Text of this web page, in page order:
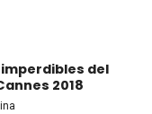
del
2018